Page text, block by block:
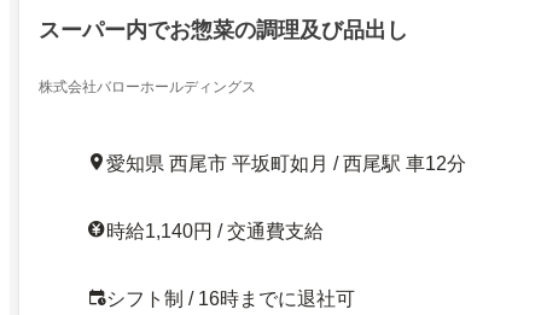
スーパー内でお惣菜の調理及び品出し
株式会社バローホールディングス
愛知県 西尾市 平坂町如月 / 西尾駅 車12分
時給1,140円 / 交通費支給
シフト制 / 16時までに退社可